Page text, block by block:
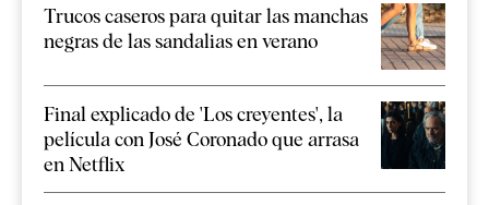
Trucos caseros para quitar las manchas
negras de las sandalias en verano
Final explicado de 'Los creyentes', la
película con José Coronado que arrasa
en Netflix